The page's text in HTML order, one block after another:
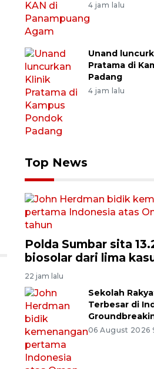
4 jam lalu
Unand
Pratama di
Padang
4 jam lalu
Top News
Polda Sumbar sita
biosolar dari lima
22 jam lalu
Sekolah
Terbesar di
06 August 2026